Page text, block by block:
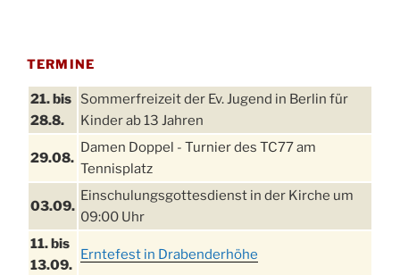
TERMINE
21. bis
28.8.
Sommerfreizeit der Ev. Jugend in Berlin für
Kinder ab 13 Jahren
29.08.
Damen Doppel - Turnier des TC77 am
Tennisplatz
03.09.
Einschulungsgottesdienst in der Kirche um
09:00 Uhr
11. bis
13.09.
Erntefest in Drabenderhöhe